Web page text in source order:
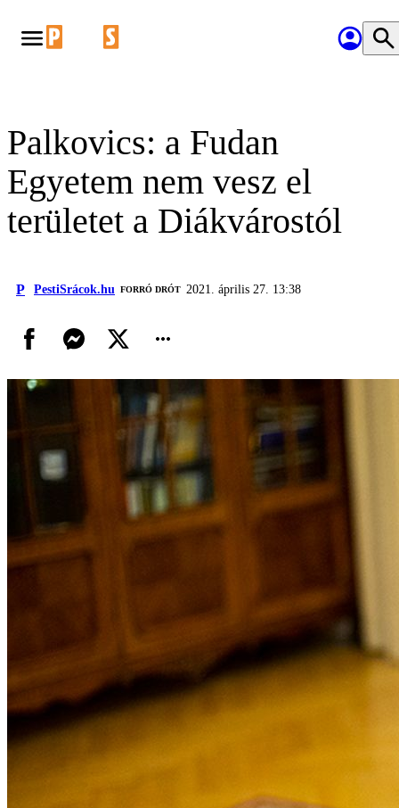
Palkovics: a Fudan
Egyetem nem vesz el
területet a Diákvárostól
P PestiSrácok.hu FORRÓ DRÓT 2021. április 27. 13:38